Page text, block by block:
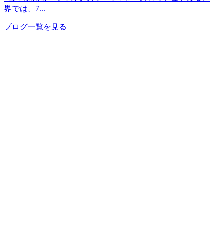
界では、7...
ブログ一覧を見る